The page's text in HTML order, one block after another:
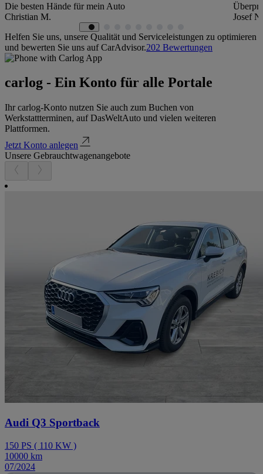
Die besten Hände für mein Auto
Christian M.
Josef N.
Helfen Sie uns, unsere Qualität und Serviceleistungen zu optimieren
und bewerten Sie uns auf CarAdvisor.202 Bewertungen
carlog - Ein Konto für alle Portale
Ihr carlog-Konto nutzen Sie auch zum Buchen von
Werkstattterminen, auf DasWeltAuto und vielen weiteren
Plattformen.
Jetzt Konto anlegen
Unsere Gebrauchtwagenangebote
Audi Q3 Sportback
150 PS ( 110 KW )
10000 km
07/2024